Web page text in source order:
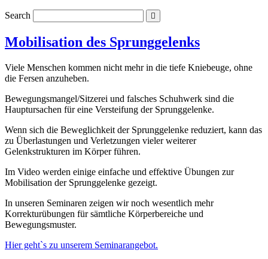
Search
Mobilisation des Sprunggelenks
Viele Menschen kommen nicht mehr in die tiefe Kniebeuge, ohne
die Fersen anzuheben.
Bewegungsmangel/Sitzerei und falsches Schuhwerk sind die
Hauptursachen für eine Versteifung der Sprunggelenke.
Wenn sich die Beweglichkeit der Sprunggelenke reduziert, kann das
zu Überlastungen und Verletzungen vieler weiterer
Gelenkstrukturen im Körper führen.
Im Video werden einige einfache und effektive Übungen zur
Mobilisation der Sprunggelenke gezeigt.
In unseren Seminaren zeigen wir noch wesentlich mehr
Korrekturübungen für sämtliche Körperbereiche und
Bewegungsmuster.
Hier geht`s zu unserem Seminarangebot.